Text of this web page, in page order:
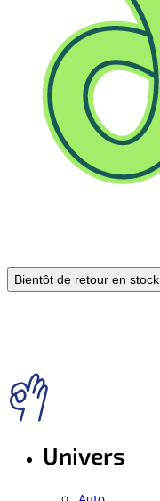
Bientôt de retour en stock
Univers